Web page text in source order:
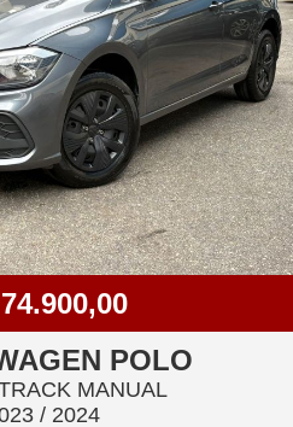
POLO
MANUAL
/ 2024